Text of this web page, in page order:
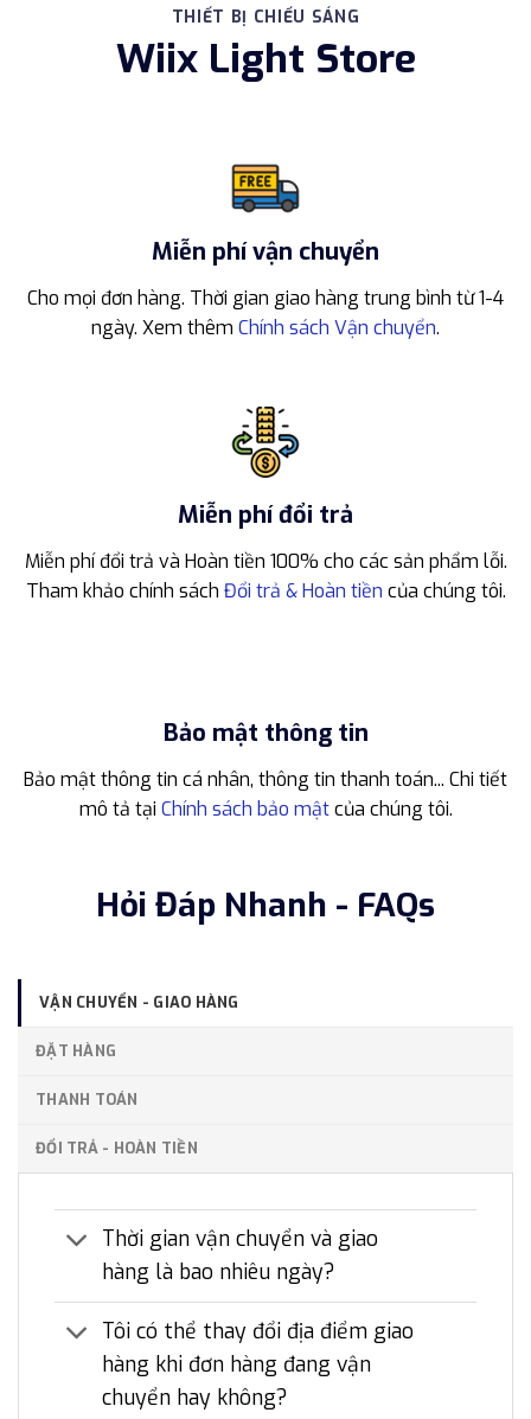
THIẾT BỊ CHIẾU SÁNG
Wiix Light Store
Miễn phí vận chuyển
Cho mọi đơn hàng. Thời gian giao hàng trung bình từ 1-4
ngày. Xem thêm Chính sách Vận chuyển.
Miễn phí đổi trả
Miễn phí đổi trả và Hoàn tiền 100% cho các sản phẩm lỗi.
Tham khảo chính sách Đổi trả & Hoàn tiền của chúng tôi.
Bảo mật thông tin
Bảo mật thông tin cá nhân, thông tin thanh toán... Chi tiết
mô tả tại Chính sách bảo mậtcủa chúng tôi.
Hỏi Đáp Nhanh - FAQs
VẬN CHUYỂN - GIAO HÀNG
ĐẶT HÀNG
THANH TOÁN
ĐỔI TRẢ - HOÀN TIỀN
Thời gian vận chuyển và giao
hàng là bao nhiêu ngày?
Tôi có thể thay đổi địa điểm giao
hàng khi đơn hàng đang vận
chuyển hay không?